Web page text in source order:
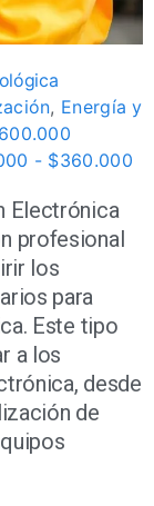
, Energía y
- $360.000
Electrónica
profesional
los
para
Este tipo
a los
desde
de